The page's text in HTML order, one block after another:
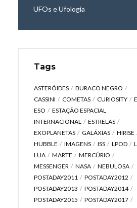
UFOs e Ufologia
Tags
ASTERÓIDES
BURACO NEGRO
CASSINI
COMETAS CURIOSITY
ESO
ESTAÇÃO ESPACIAL
INTERNACIONAL
ESTRELAS
EXOPLANETAS
GALÁXIAS
HIRISE
HUBBLE
IMAGENS ISS LPOD
LUA
MARTE
MERCÚRIO
MESSENGER
NASA
NEBULOSA
POSTADAY2011
POSTADAY2012
POSTADAY2013
POSTADAY2014
POSTADAY2015
POSTADAY2017